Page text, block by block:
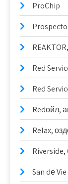
ProChip
Red
Red
Redойл,
Relax,
San dе Vie